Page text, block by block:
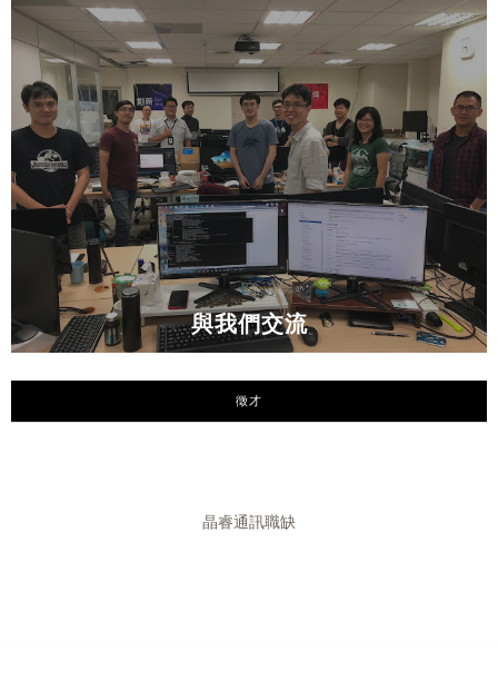
與我們交流
徵才
晶睿通訊職缺